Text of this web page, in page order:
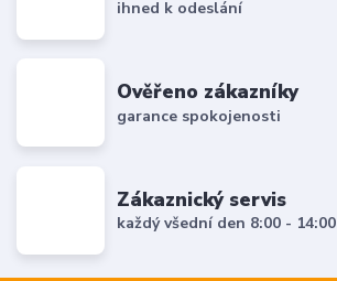
ihned k odeslání
Ověřeno zákazníky
garance spokojenosti
Zákaznický servis
každý všední den 8:00 - 14:00